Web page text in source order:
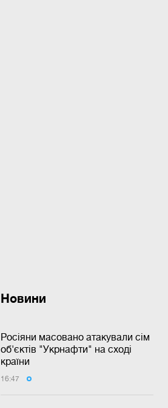
Новини
Росіяни масовано атакували сім
об'єктів "Укрнафти" на сході
країни
16:47